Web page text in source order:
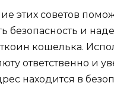
этих советов
безопасность и
кошелька.​
ответственно и
находится в